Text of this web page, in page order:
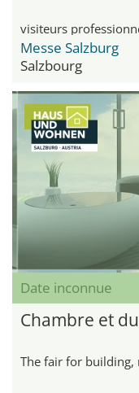
visiteurs
Messe Salzburg
Salzbourg
Date inconnue
Chambre et
The fair for